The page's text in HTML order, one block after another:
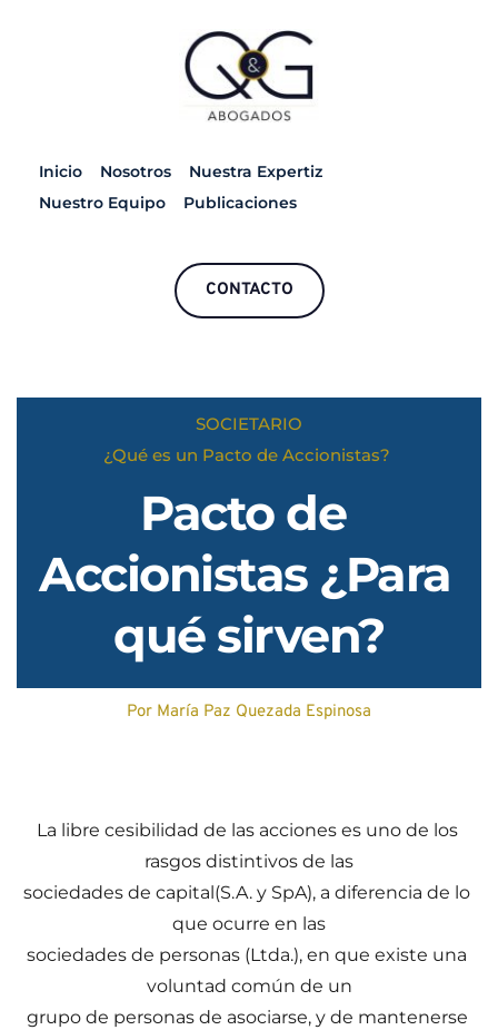
Inicio Nosotros
Nuestra Expertiz
Nuestro Equipo
Publicaciones
CONTACTO
SOCIETARIO
¿Qué es un Pacto de Accionistas?
Pacto de
Accionistas ¿Para
qué sirven?
Por María Paz Quezada Espinosa
La libre cesibilidad de las acciones es uno de los
rasgos distintivos de las
sociedades de capital(S.A. y SpA), a diferencia de lo
que ocurre en las
sociedades de personas (Ltda.), en que existe una
voluntad común de un
grupo de personas de asociarse, y de mantenerse